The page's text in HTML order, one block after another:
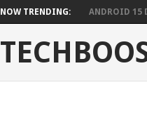
NOW TRENDING: ANDROID 15